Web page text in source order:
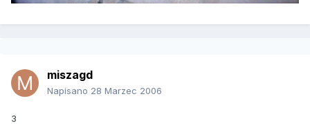
miszagd
Napisano 28 Marzec 2006
3